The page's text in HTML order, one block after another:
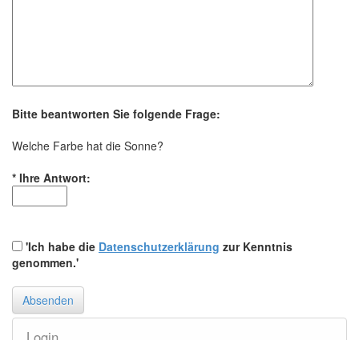
Bitte beantworten Sie folgende Frage:
Welche Farbe hat die Sonne?
* Ihre Antwort:
'Ich habe die Datenschutzerklärung zur Kenntnis
genommen.'